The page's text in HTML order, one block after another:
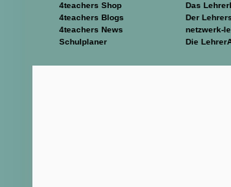
4teachers Shop
4teachers Blogs
4teachers News
Schulplaner
Das
Der
netzwerk-
Die